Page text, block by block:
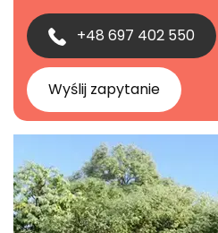
+48 697 402 550
Wyślij zapytanie